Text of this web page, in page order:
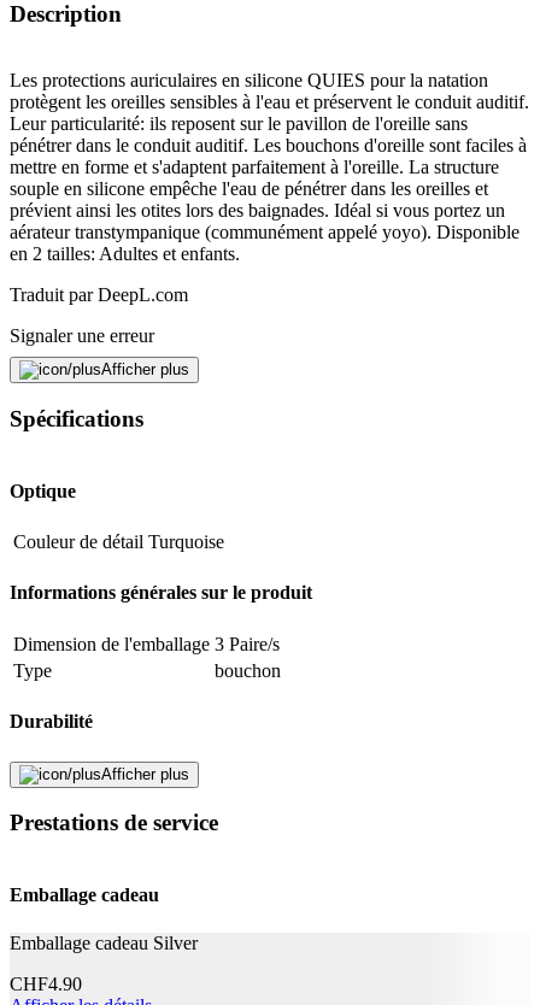
Description
Les protections auriculaires en silicone QUIES pour la natation
protègent les oreilles sensibles à l'eau et préservent le conduit auditif.
Leur particularité: ils reposent sur le pavillon de l'oreille sans
pénétrer dans le conduit auditif. Les bouchons d'oreille sont faciles à
mettre en forme et s'adaptent parfaitement à l'oreille. La structure
souple en silicone empêche l'eau de pénétrer dans les oreilles et
prévient ainsi les otites lors des baignades. Idéal si vous portez un
aérateur transtympanique (communément appelé yoyo). Disponible
en 2 tailles: Adultes et enfants.
Traduit par DeepL.com
Signaler une erreur
Description
Adresse e-mail (facultatif)
Fermer le formulaire
Afficher plus
Spécifications
Optique
Couleur de détail Turquoise
Informations générales sur le produit
Dimension de l'emballage 3 Paire/s
Type
bouchon
Durabilité
La vie naturelle Pas de particularités
Mentions légales
Effet Protection contre l'eau
Afficher plus
Prestations de service
Emballage cadeau
Emballage cadeau Silver
CHF4.90